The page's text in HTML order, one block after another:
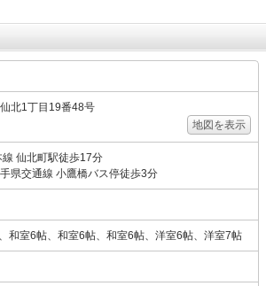
北1丁目19番48号
地図を表示
仙北町駅徒歩17分
県交通線 小鷹橋バス停徒歩3分
和室6帖、和室6帖、和室6帖、洋室6帖、洋室7帖